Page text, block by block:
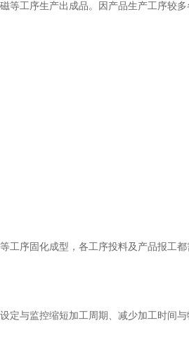
工序生产出成品。因产品生产工序较
序固化成型，各工序投料及产品报工
与监控缩短加工周期、减少加工时间